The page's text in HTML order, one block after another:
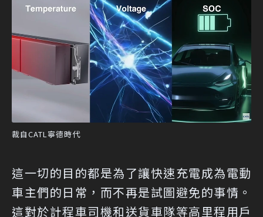
裁自CATL寧德時代
這一切的目的都是為了讓快速充電成為電動
車主們的日常，而不再是試圖避免的事情。
這對於計程車司機和送貨車隊等高里程用戶